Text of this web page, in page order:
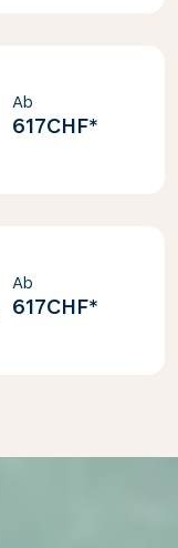
Ab
617CHF*
Ab
617CHF*